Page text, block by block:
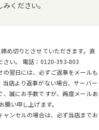
ください。
め切りとさせていただきます。直
さい。 電話：0120-393-803
翌日には、必ずご返事をメールも
店より返事がない場合、サーバー
誠にお手数ですが、再度メールあ
い申し上げます。
ンセルの場合は、必ず当店までお